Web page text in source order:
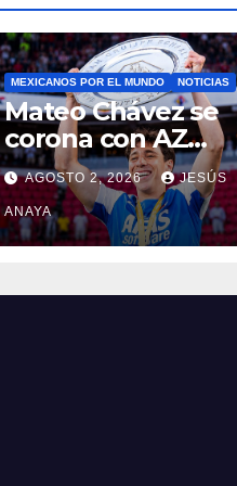
MEXICANOS POR EL MUNDO NOTICIAS
Mateo Chávez se
corona con AZ
Alkmaar en la
Supercopa de
Países Bajos
AGOSTO 2, 2026 JESÚS
ANAYA